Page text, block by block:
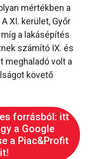
mértékben a
XI. kerület, Győr
a lakásépítés
számító IX. és
meghaladó volt a
követő
forrásból: itt
a Google
a Piac&Profit